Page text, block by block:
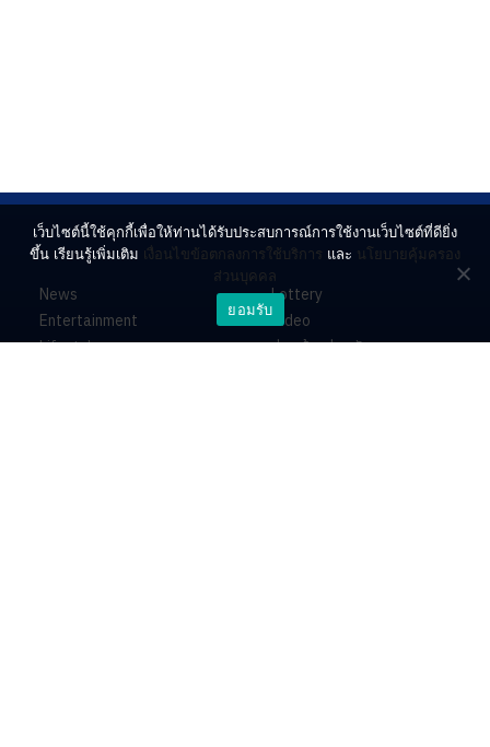
News
Entertainment
Lifestyle
Lottery
Video
ร่วมด้วยช่วยกัน
เว็บไซต์นี้ใช้คุกกี้เพื่อให้ท่านได้รับประสบการณ์การใช้งานเว็บไซต์ที่ดียิ่ง
ขึ้น เรียนรู้เพิ่มเติม เงื่อนไขข้อตกลงการใช้บริการ และ นโยบายคุ้มครอง
ส่วนบุคคล
ยอมรับ